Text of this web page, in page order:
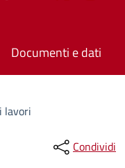
Documenti e dati
lavori
Condividi